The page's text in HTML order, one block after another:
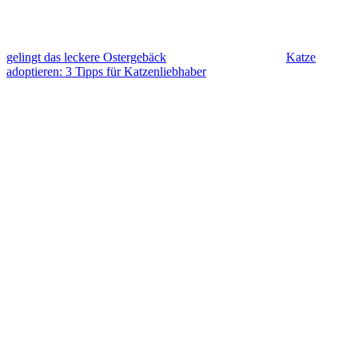
gelingt das leckere Ostergebäck
Katze
adoptieren: 3 Tipps für Katzenliebhaber